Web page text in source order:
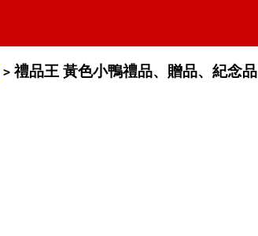
> 禮品王 黃色小鴨禮品、贈品、紀念品